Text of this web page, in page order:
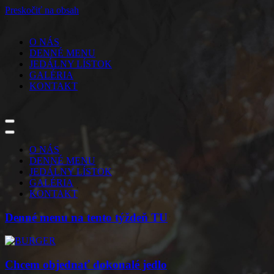
Preskočiť na obsah
O NÁS
DENNÉ MENU
JEDÁLNY LÍSTOK
GALÉRIA
KONTAKT
Menu
navigácie
Menu
navigácieO NÁS
DENNÉ MENU
JEDÁLNY LÍSTOK
GALÉRIA
KONTAKT
Denné menu na tento týždeň TU
Chcem objednať dokonalé jedlo